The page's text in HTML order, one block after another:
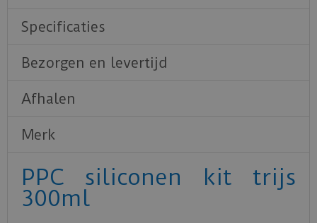
Specificaties
Bezorgen en levertijd
Afhalen
Merk
PPC siliconen kit trijs
300ml